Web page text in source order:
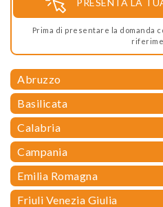
PRESENTA LA
Prima di presentare la domanda
Abruzzo
Basilicata
Calabria
Campania
Emilia Romagna
Friuli Venezia Giulia